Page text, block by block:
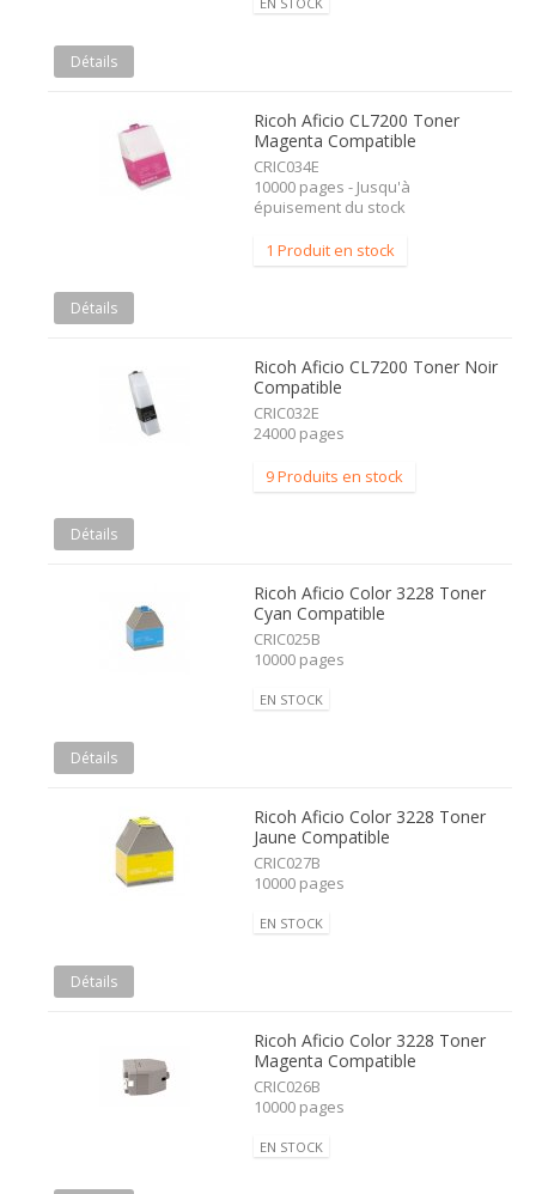
Détails
Ricoh Aficio CL7200 Toner
Magenta Compatible
CRIC034E
10000 pages - Jusqu'à
épuisement du stock
1 Produit en stock
Détails
Ricoh Aficio CL7200 Toner Noir
Compatible
CRIC032E
24000 pages
9 Produits en stock
Détails
Ricoh Aficio Color 3228 Toner
Cyan Compatible
CRIC025B
10000 pages
EN STOCK
Détails
Ricoh Aficio Color 3228 Toner
Jaune Compatible
CRIC027B
10000 pages
EN STOCK
Détails
Ricoh Aficio Color 3228 Toner
Magenta Compatible
CRIC026B
10000 pages
EN STOCK